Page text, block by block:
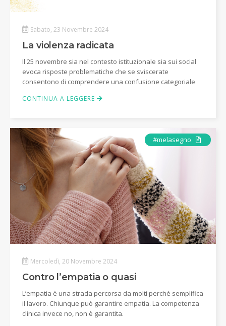
Sabato, 23 Novembre 2024
La violenza radicata
Il 25 novembre sia nel contesto istituzionale sia sui social
evoca risposte problematiche che se sviscerate
consentono di comprendere una confusione categoriale
CONTINUA A LEGGERE
#melasegno Articolo
Mercoledì, 20 Novembre 2024
Contro l’empatia o quasi
L’empatia è una strada percorsa da molti perché semplifica
il lavoro. Chiunque può garantire empatia. La competenza
clinica invece no, non è garantita.